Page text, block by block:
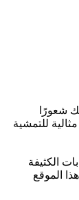
ترتطم بالأرض يورثك شعورًا
بها مثالية للتمشية
الكثيفة
الموقع